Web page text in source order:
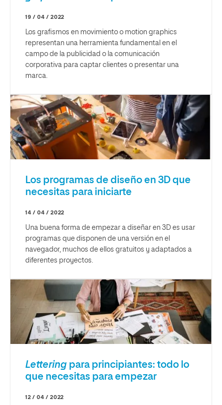
19 / 04 / 2022
Los grafismos en movimiento o motion graphics
representan una herramienta fundamental en el
campo de la publicidad o la comunicación
corporativa para captar clientes o presentar una
marca.
Los programas de diseño en 3D que
necesitas para iniciarte
14 / 04 / 2022
Una buena forma de empezar a diseñar en 3D es usar
programas que disponen de una versión en el
navegador, muchos de ellos gratuitos y adaptados a
diferentes proyectos.
Letteringpara principiantes: todo lo
que necesitas para empezar
12 / 04 / 2022